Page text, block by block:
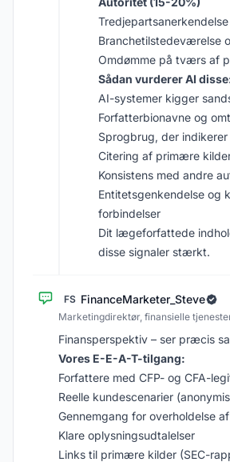
Branchetilstedeværelse
Omdømme på tværs af
Sådan vurderer AI
AI-systemer kigger
Forfatterbionavne og
Sprogbrug, der
Citering af primære
Konsistens med andre
Entitetsgenkendelse og
forbindelser
Dit lægeforfattede
disse signaler stærkt.
FS FinanceMarketer_Steve
Marketingdirektør, finansielle
Finansperspektiv – ser præcis
Vores E-E-A-T-tilgang:
Forfattere med CFP- og CFA-
Reelle kundescenarier
Gennemgang for overholdelse
Klare oplysningsudtalelser
Links til primære kilder (SEC-